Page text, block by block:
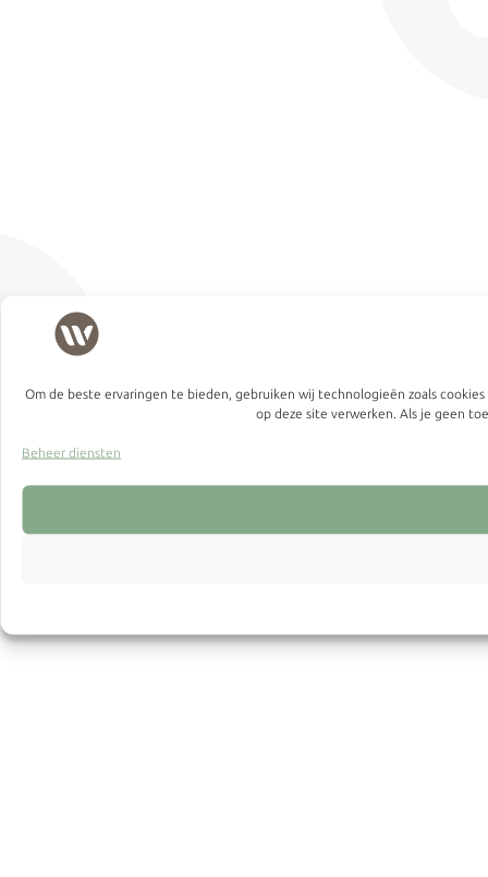
Om de beste ervaringen te bieden, gebruiken wij technologieën zoals
op deze site verwerken. Als je geen
Beheer diensten